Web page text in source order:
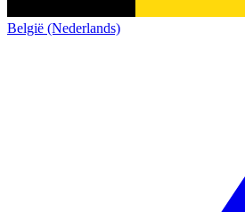
België (Nederlands)